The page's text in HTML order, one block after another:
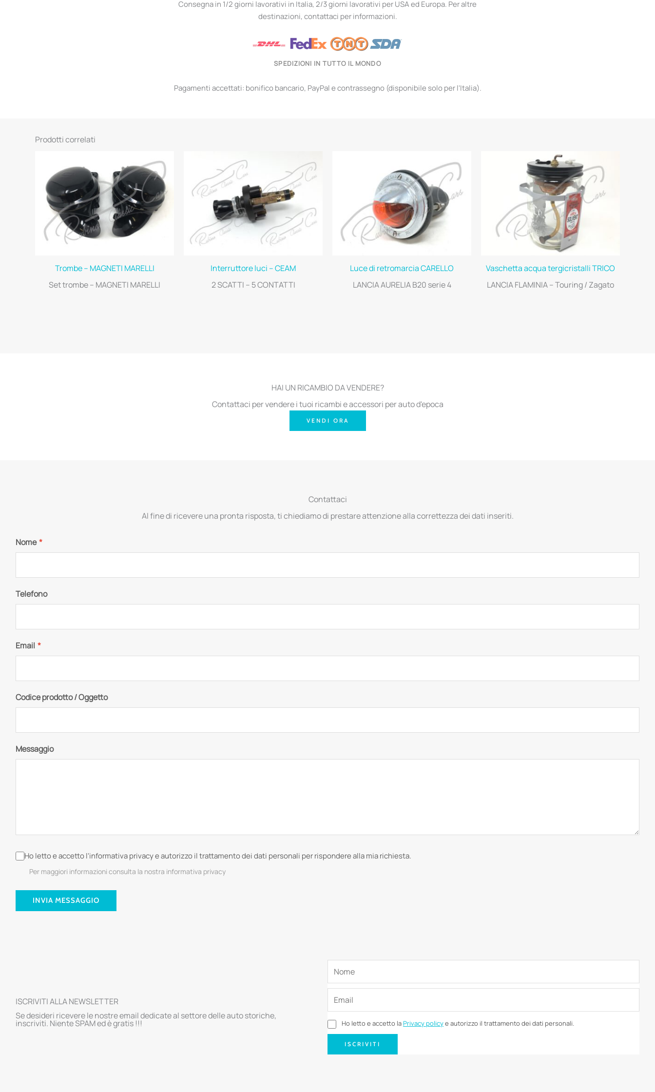
Consegna in 1/2 giorni lavorativi in Italia, 2/3 giorni lavorativi per USA ed Europa. Per altre
destinazioni, contattaci per informazioni.
SPEDIZIONI IN TUTTO IL MONDO
Pagamenti accettati: bonifico bancario, PayPal e contrassegno (disponibile solo per l'Italia).
Prodotti correlati
Trombe – MAGNETI MARELLI
Set trombe – MAGNETI MARELLI
Interruttore luci – CEAM
2 SCATTI – 5 CONTATTI
Luce di retromarcia CARELLO
LANCIA AURELIA B20 serie 4
Vaschetta acqua tergicristalli TRICO
LANCIA FLAMINIA – Touring / Zagato
HAI UN RICAMBIO DA VENDERE?
Contattaci per vendere i tuoi ricambi e accessori per auto d'epoca
VENDI ORA
Contattaci
Al fine di ricevere una pronta risposta, ti chiediamo di prestare attenzione alla correttezza dei dati inseriti.
Nome*
Telefono
Email *
Codice prodotto / Oggetto
Messaggio
Ho letto e accetto l'informativa privacy e autorizzo il trattamento dei dati personali per rispondere alla mia richiesta.
Per maggiori informazioni consulta la nostra informativa privacy
INVIA MESSAGGIO
ISCRIVITI ALLA NEWSLETTER
Se desideri ricevere le nostre email dedicate al settore delle auto storiche,
inscriviti. Niente SPAM ed è gratis !!! Ho letto e accetto laPrivacy policye autorizzo il trattamento dei dati personali.
ISCRIVITI